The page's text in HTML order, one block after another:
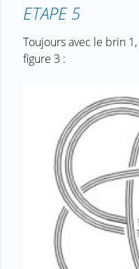
ETAPE 5
Toujours avec le brin
figure 3 :